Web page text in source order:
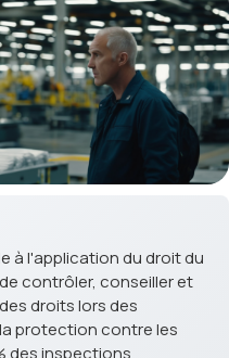
à l'application du droit du
contrôler, conseiller et
droits lors des
protection contre les
des inspections